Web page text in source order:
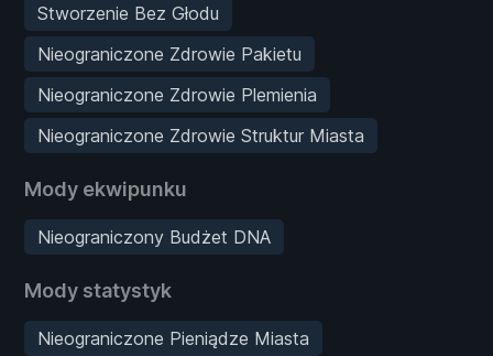
Stworzenie Bez Głodu
Nieograniczone Zdrowie Pakietu
Nieograniczone Zdrowie Plemienia
Nieograniczone Zdrowie Struktur Miasta
Mody ekwipunku
Nieograniczony Budżet DNA
Mody statystyk
Nieograniczone Pieniądze Miasta